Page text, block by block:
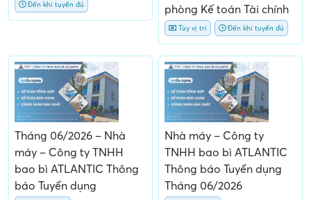
Đến khi tuyển đủ
phòng Kế toán Tài chính
Tùy vị trí Đến khi tuyển đủ
Tháng 06/2026 – Nhà
máy – Công ty TNHH
bao bì ATLANTIC Thông
báo Tuyển dụng
Nhà máy – Công ty
TNHH bao bì ATLANTIC
Thông báo Tuyển dụng
Tháng 06/2026